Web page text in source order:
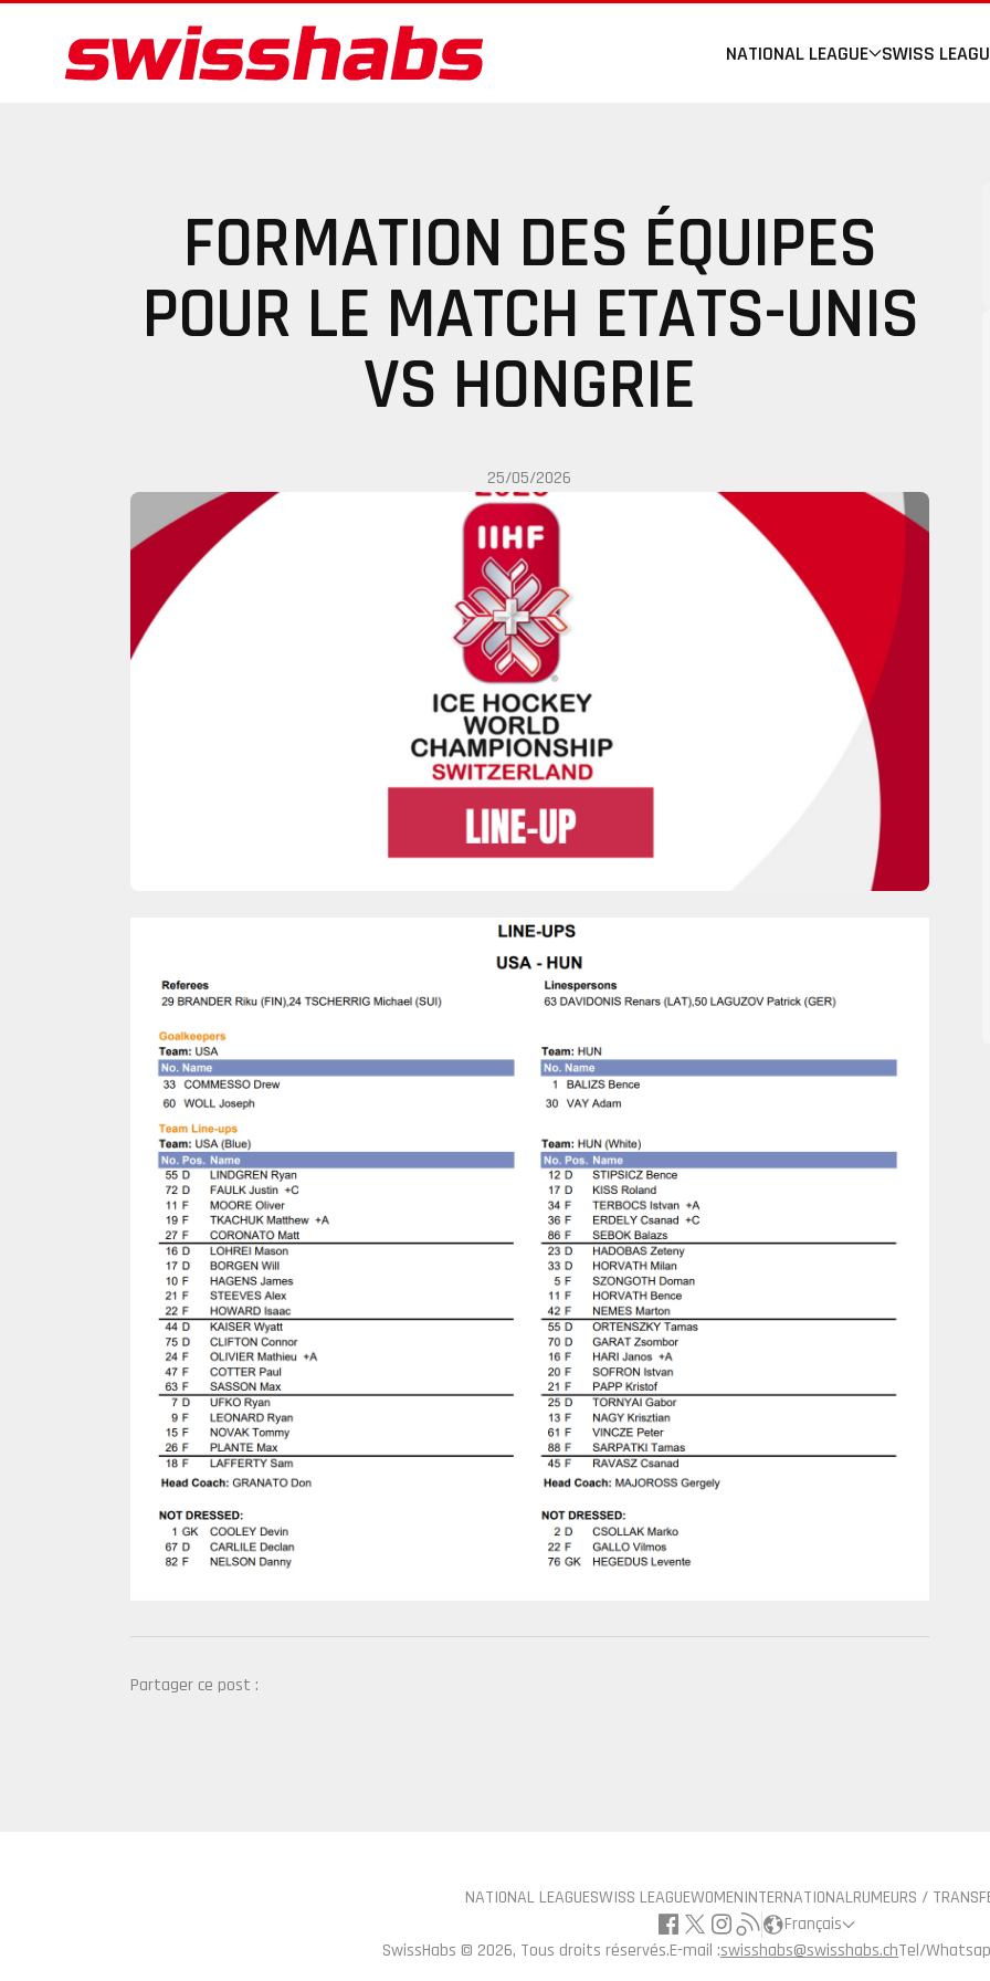
NATIONAL LEAGUE SWISS
FORMATION DES ÉQUIPES
POUR LE MATCH ETATS-UNIS
VS HONGRIE
25/05/2026
Partager ce post :
NATIONAL LEAGUESWISS LEAGUEWOMENINTERNATIONALRUMEURS /
Français
SwissHabs © 2026, Tous droits réservés.E-mail :swisshabs@swisshabs.chTel/